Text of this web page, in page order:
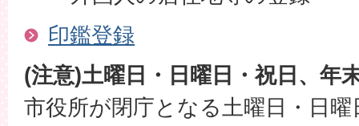
印鑑登録
(注意)土曜日・日曜日・祝日、年
市役所が閉庁となる土曜日・日